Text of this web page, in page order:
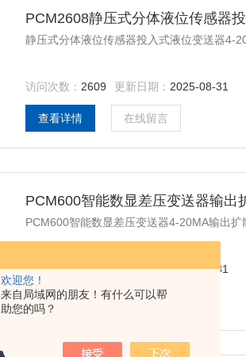
欢迎您！
来自局域网的朋友！有什么可以帮
助您的吗？
PCM2608静压式分体液位传感器
静压式分体液位传感器投入式液位变送器4-
访问次数： 2609 更新日期： 2025-08-31
查看详情 在线留言
PCM600智能数显差压变送器输出
PCM600智能数显差压变送器4-20MA输出
访问次数：2560 更新日期：2025-08-31
查看详情 在线留言